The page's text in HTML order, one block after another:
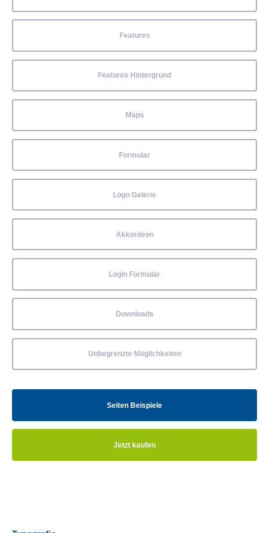
Features
Features Hintergrund
Maps
Formular
Logo Galerie
Akkordeon
Login Formular
Downloads
Unbegrenzte Möglichkeiten
Seiten Beispiele
Jetzt kaufen